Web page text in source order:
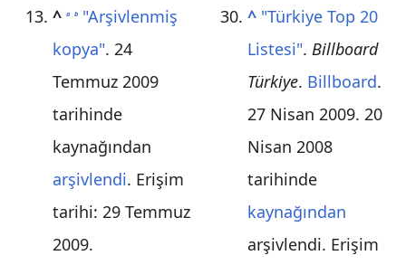
^ a b
"Arşivlenmiş
kopya". 24
Temmuz 2009
tarihinde
kaynağından
arşivlendi. Erişim
tarihi: 29 Temmuz
2009.
^ "Türkiye Top 20
Listesi". Billboard
Türkiye. Billboard.
27 Nisan 2009. 20
Nisan 2008
tarihinde
kaynağından
arşivlendi. Erişim